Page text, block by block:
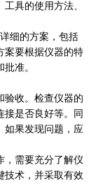
具的使用方法、
细的方案，包括
案要根据仪器的特
准。
验收。检查仪器的
接是否良好等。同
如果发现问题，应
，需要充分了解仪
技术，并采取有效